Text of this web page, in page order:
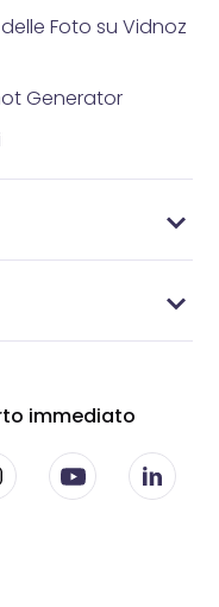
Foto su Vidnoz
Generator
immediato